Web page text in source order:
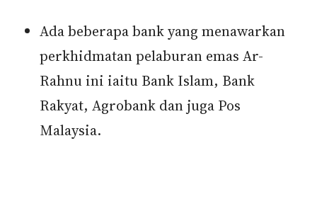
Ada beberapa bank yang menawarkan
perkhidmatan pelaburan emas Ar-
Rahnu ini iaitu Bank Islam, Bank
Rakyat, Agrobank dan juga Pos
Malaysia.